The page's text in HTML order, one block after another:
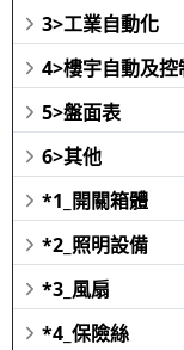
3>工業自動化
4>樓宇自動及控
5>盤面表
6>其他
*1_開關箱體
*2_照明設備
*3_風扇
*4_保險絲